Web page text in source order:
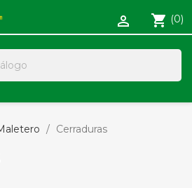
shopping_cart (0)

Cerraduras